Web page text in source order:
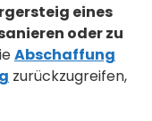
eines
oder zu
Abschaffung
zurückzugreifen,